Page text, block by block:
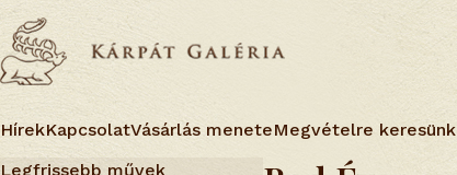
HírekKapcsolatVásárlás meneteMegvételre keresünk
Legfrissebb művek